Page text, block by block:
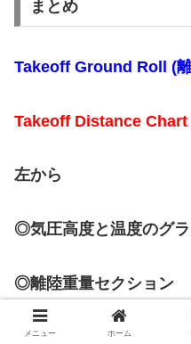
まとめ
Takeoff Ground Roll (
Takeoff Distance Chart
左から
◎気圧高度と温度のグ
◎離陸重量セクション
◎風成分セクション
メニュー ホーム